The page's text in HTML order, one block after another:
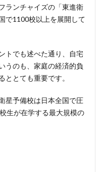
ランチャイズの「東進衛
で1100校以上を展開して
トでも述べた通り、自宅
うのも、家庭の経済的負
ととても重要です。
星予備校は日本全国で圧
生が在学する最大規模の